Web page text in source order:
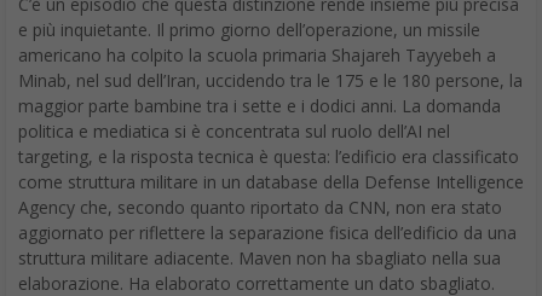
e più inquietante. Il primo giorno dell’operazione, un missile
americano ha colpito la scuola primaria Shajareh Tayyebeh a
Minab, nel sud dell’Iran, uccidendo tra le 175 e le 180 persone, la
maggior parte bambine tra i sette e i dodici anni. La domanda
politica e mediatica si è concentrata sul ruolo dell’AI nel
targeting, e la risposta tecnica è questa: l’edificio era classificato
come struttura militare in un database della Defense Intelligence
Agency che, secondo quanto riportato da CNN, non era stato
aggiornato per riflettere la separazione fisica dell’edificio da una
struttura militare adiacente. Maven non ha sbagliato nella sua
elaborazione. Ha elaborato correttamente un dato sbagliato.